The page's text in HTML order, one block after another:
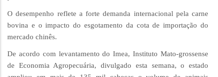
O desempenho reflete a forte demanda internacional pela carne
bovina e o impacto do esgotamento da cota de importação do
mercado chinês.
De acordo com levantamento do Imea, Instituto Mato-grossense
de Economia Agropecuária, divulgado esta semana, o estado